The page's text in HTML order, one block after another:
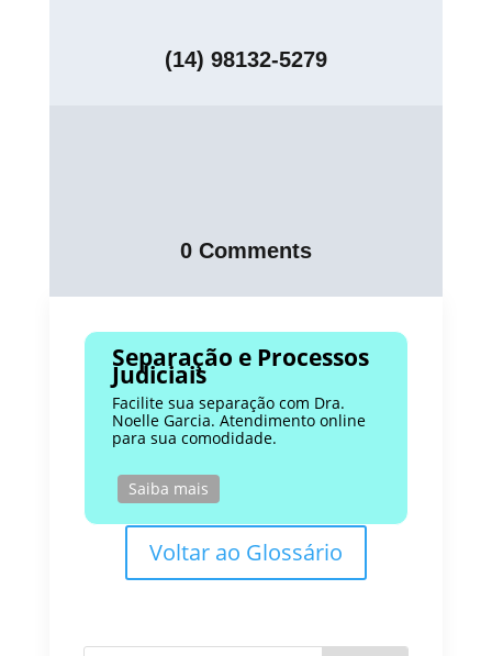
(14) 98132-5279
0 Comments
Separação e Processos
Judiciais
Facilite sua separação com Dra.
Noelle Garcia. Atendimento online
para sua comodidade.
Saiba mais
Voltar ao Glossário